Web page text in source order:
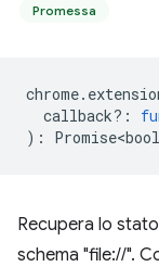
Promessa
chrome.
callback? :
) :
Recupera lo
schema "file://".